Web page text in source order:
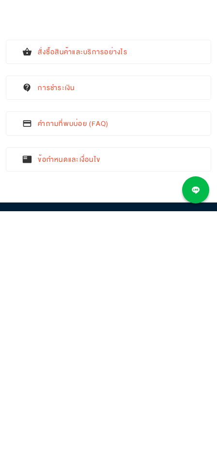
shopping_basket สั่งซื้อสินค้าและบริการอย่างไร
contact_support การชำระเงิน
credit_card คำถามที่พบบ่อย (FAQ)
featured_play_list ข้อกำหนดและเงื่อนไข